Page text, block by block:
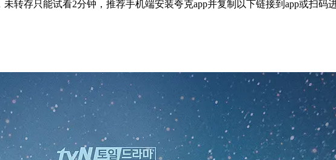
转存只能试看2分钟，推荐手机端安装夸克app并复制以下链接到app或扫码